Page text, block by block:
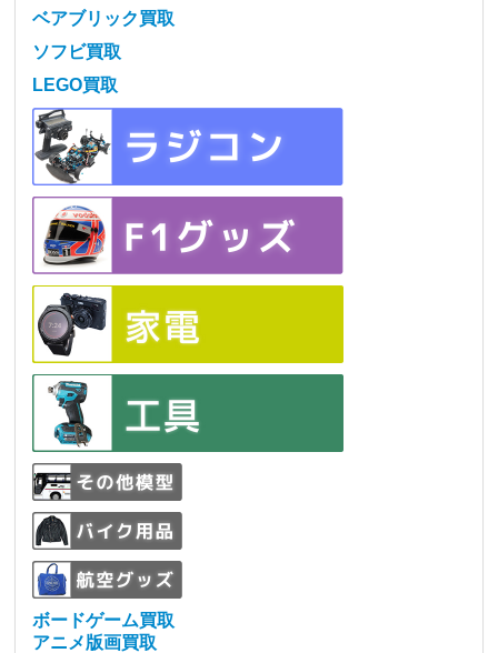
ベアブリック買取
ソフビ買取
LEGO買取
ボードゲーム買取
アニメ版画買取